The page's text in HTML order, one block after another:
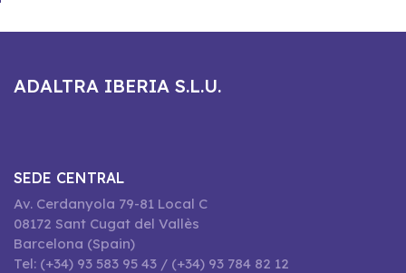
ADALTRA IBERIA S.L.U.
SEDE CENTRAL
Av. Cerdanyola 79-81 Local C
08172 Sant Cugat del Vallès
Barcelona (Spain)
Tel: (+34) 93 583 95 43 / (+34) 93 784 82 12